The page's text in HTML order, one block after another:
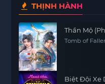
THỊNH HÀNH
Thần Mộ
Tomb of
Biệt Đội Xe